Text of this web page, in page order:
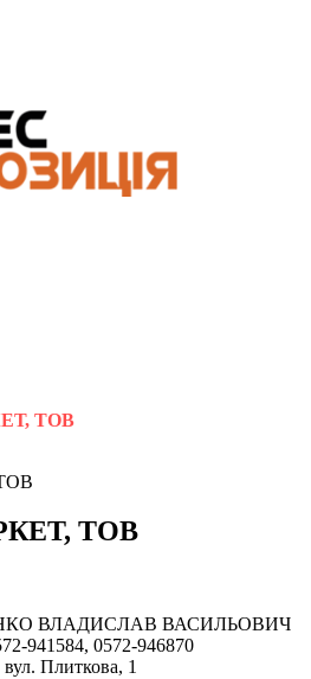
ТОВ
ТОВ
ВЛАДИСЛАВ ВАСИЛЬОВИЧ
941584, 0572-946870
Плиткова, 1